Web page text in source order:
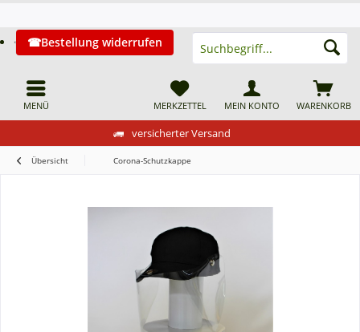
versicherter Versand
MENÜ
Bestellung widerrufen
WARENKORB
MERKZETTEL MEIN KONTO
Übersicht Corona-Schutzkappe